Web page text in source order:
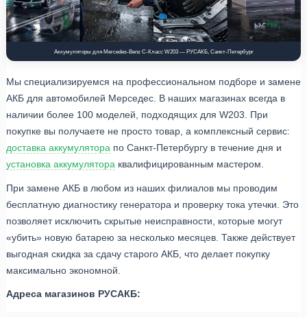
Аккумуляторы для Mercedes-Benz C-Класс W203 — РУСАКБ, Санкт-Петербург
Мы специализируемся на профессиональном подборе и замене
АКБ для автомобилей Мерседес. В наших магазинах всегда в
наличии более 100 моделей, подходящих для W203. При
покупке вы получаете не просто товар, а комплексный сервис:
доставка аккумулятора по Санкт-Петербургу в течение дня и
установка аккумулятора квалифицированным мастером.
При замене АКБ в любом из наших филиалов мы проводим
бесплатную диагностику генератора и проверку тока утечки. Это
позволяет исключить скрытые неисправности, которые могут
«убить» новую батарею за несколько месяцев. Также действует
выгодная скидка за сдачу старого АКБ, что делает покупку
максимально экономной.
Адреса магазинов РУСАКБ: